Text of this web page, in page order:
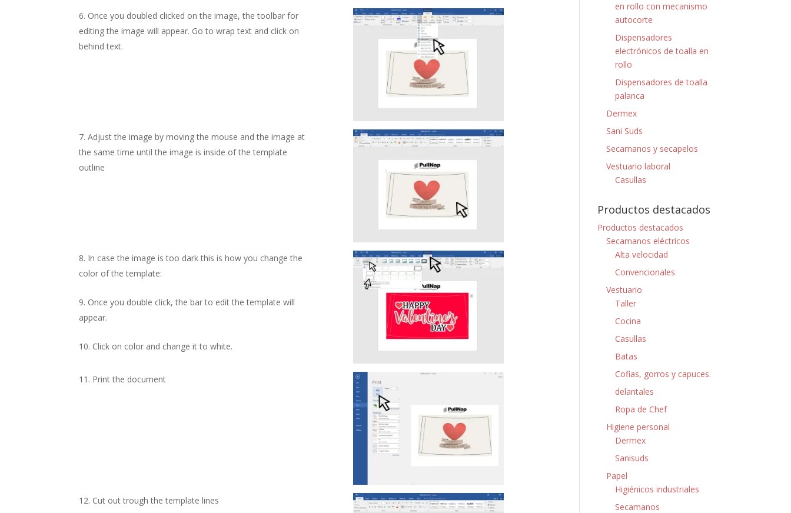
Once you doubled clicked on the image, the toolbar for
editing the image will appear. Go to wrap text and click on
behind text.
Adjust the image by moving the mouse and the image at
the same time until the image is inside of the template
outline
In case the image is too dark this is how you change the
color of the template:
Once you double click, the bar to edit the template will
appear.
Click on color and change it to white.
Print the document
Cut out trough the template lines
en rollo con mecanismo
autocorte
Dispensadores
electrónicos de toalla en
rollo
Dispensadores de toalla
palanca
Dermex
Sani Suds
Secamanos y secapelos
Vestuario laboral
Casullas
Productos destacados
Productos destacados
Secamanos eléctricos
Alta velocidad
Convencionales
Vestuario
Taller
Cocina
Casullas
Batas
Cofias, gorros y capuces.
delantales
Ropa de Chef
Higiene personal
Dermex
Sanisuds
Papel
Higiénicos industriales
Secamanos